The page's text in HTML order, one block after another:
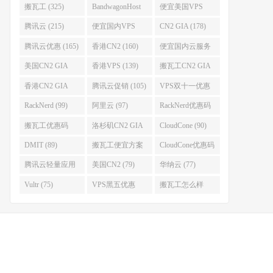
搬瓦工 (325) BandwagonHost
(223)
便宜美国VPS
(222)
腾讯云 (215) 便宜国内VPS
(184)
CN2 GIA (178)
腾讯云优惠 (165) 香港CN2 (160) 便宜国内云服务
器 (152)
美国CN2 GIA
(141)
香港VPS (139) 搬瓦工CN2 GIA
(118)
香港CN2 GIA
(111)
腾讯云促销 (105) VPS双十一优惠
(102)
RackNerd (99) 阿里云 (97) RackNerd优惠码
(93)
搬瓦工优惠码
(92)
洛杉矶CN2 GIA
(92)
CloudCone (90)
DMIT (89) 搬瓦工便宜方案
(86)
CloudCone优惠码
(82)
腾讯云轻量应用
服务器 (82)
美国CN2 (79) 华纳云 (77)
Vultr (75) VPS黑五优惠 搬瓦工怎么样